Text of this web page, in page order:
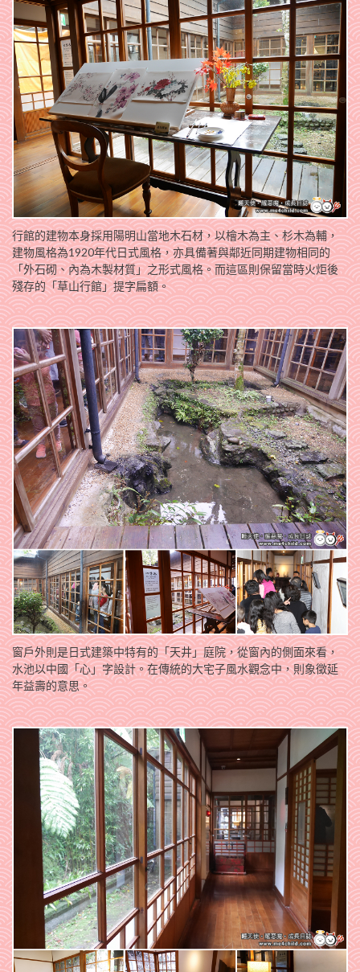
行館的建物本身採用陽明山當地木石材，以檜木為主、杉木為輔，
建物風格為1920年代日式風格，亦具備著與鄰近同期建物相同的
「外石砌、內為木製材質」之形式風格。而這區則保留當時火炬後
殘存的「草山行館」提字扁額。
窗戶外則是日式建築中特有的「天井」庭院，從窗內的側面來看，
水池以中國「心」字設計。在傳統的大宅子風水觀念中，則象徵延
年益壽的意思。